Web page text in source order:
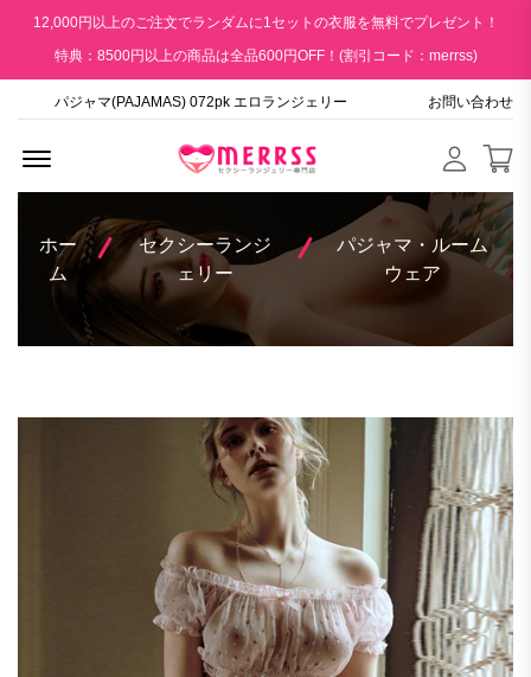
12,000円以上のご注文でランダムに1セットの衣服を無料でプレゼント！
特典：8500円以上の商品は全品600円OFF！(割引コード：merrss)
パジャマ(PAJAMAS) 072pk エロランジェリー お問い合わせ
ホー
ム
セクシーランジ
ェリー
パジャマ・ルーム
ウェア